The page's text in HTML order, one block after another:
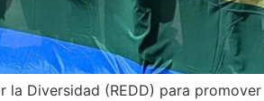
la Diversidad (REDD) para